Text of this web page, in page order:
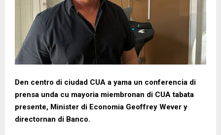
Den centro di ciudad CUA a yama un conferencia di
prensa unda cu mayoria miembronan di CUA tabata
presente, Minister di Economia Geoffrey Wever y
directornan di Banco.